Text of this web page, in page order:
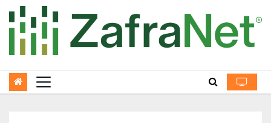
to
content